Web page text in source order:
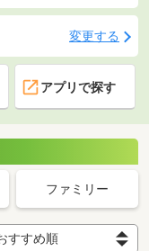
変更する
アプリで探す
ファミリー